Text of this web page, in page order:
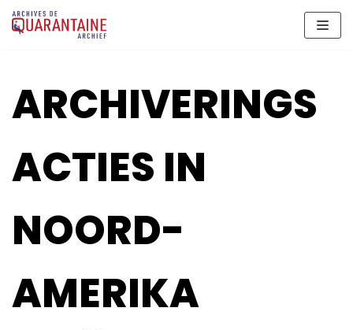
Aller
au
ARCHIVERINGS
ACTIES IN
NOORD-
AMERIKA